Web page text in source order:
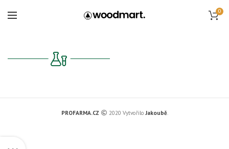
0
PROFARMA.CZ 2020 VytvořiloJakoubě.